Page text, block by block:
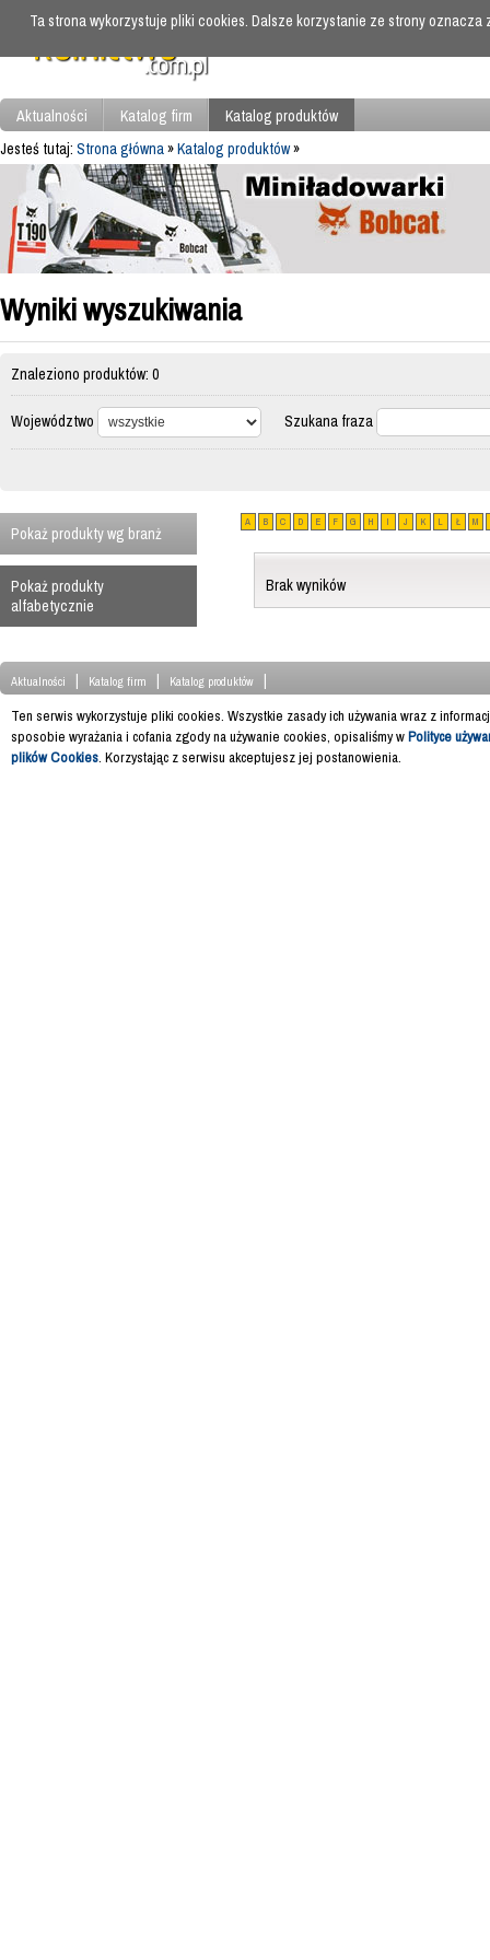
Aktualności Katalog firm
Katalog produktów
Jesteś tutaj: Strona główna»Katalog produktów»
Wyniki wyszukiwania
Znaleziono produktów: 0
Województwo Szukana fraza
Pokaż produkty wg branż
Pokaż produkty
alfabetycznie
A B C D E F G H I J K L Ł M
Brak wyników
Aktualności | Katalog firm | Katalog produktów
|
Ten serwis wykorzystuje pliki cookies. Wszystkie zasady ich używania wraz z
sposobie wyrażania i cofania zgody na używanie cookies, opisaliśmy wPolityce
plików Cookies. Korzystając z serwisu akceptujesz jej postanowienia.
Ta strona wykorzystuje pliki cookies. Dalsze korzystanie ze strony